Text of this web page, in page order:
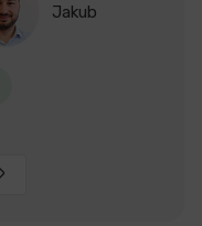
Jakub